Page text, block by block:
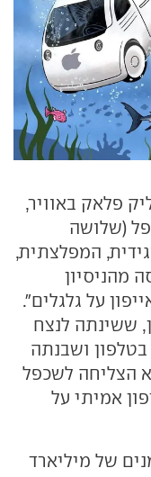
פלאק באוויר,
(שלושה
המפלצתית,
מהניסיון
על גלגלים".
ששינתה לנצח
ושבנתה
הצליחה לשכפל
אמיתי על
של מיליארד